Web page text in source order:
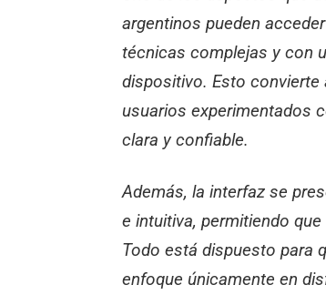
argentinos pueden
técnicas complejas y con
dispositivo. Esto
usuarios experimentados
clara y confiable.
Además, la interfaz se
e intuitiva, permitiendo
Todo está dispuesto para
enfoque únicamente en